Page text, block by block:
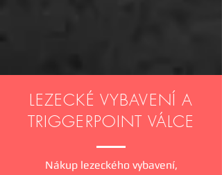
LEZECKÉ VYBAVENÍ A
TRIGGERPOINT VÁLCE
Nákup lezeckého vybavení,